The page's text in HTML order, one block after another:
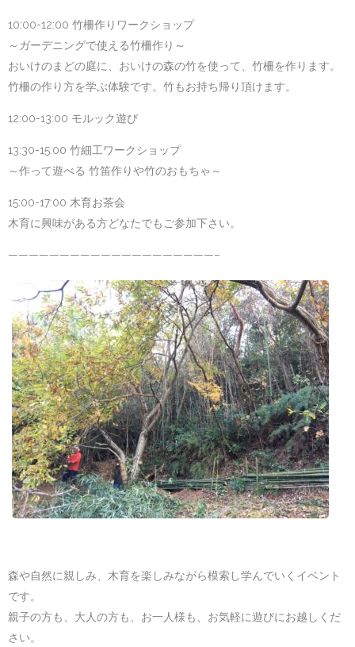
10:00-12:00 竹柵作りワークショップ
～ガーデニングで使える竹柵作り～
おいけのまどの庭に、おいけの森の竹を使って、竹柵を作ります。
竹柵の作り方を学ぶ体験です。竹もお持ち帰り頂けます。
12:00-13:00 モルック遊び
13:30-15:00 竹細工ワークショップ
～作って遊べる 竹笛作りや竹のおもちゃ～
15:00-17:00 木育お茶会
木育に興味がある方どなたでもご参加下さい。
————————————————————–
森や自然に親しみ、木育を楽しみながら模索し学んでいくイベント
です。
親子の方も、大人の方も、お一人様も、お気軽に遊びにお越しくだ
さい。